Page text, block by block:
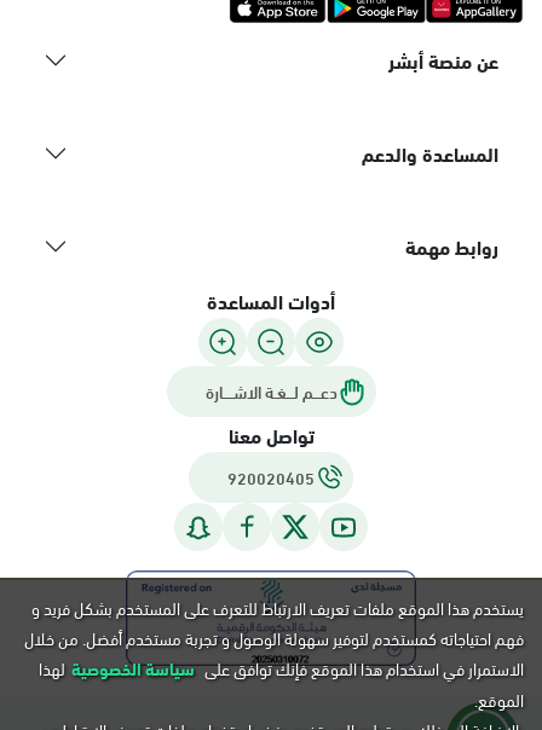
عن منصة أبشر
المساعدة والدعم
روابط مهمة
أدوات المساعدة
دعـــم لـــغـة الاشــــارة
تواصل معنا
920020405
يستخدم هذا الموقع ملفات تعريف الارتباط للتعرف على المستخدم بشكل فريد و
فهم احتياجاته كمستخدم لتوفير سهولة الوصول و تجربة مستخدم أفضل. من خلال
الاستمرار في استخدام هذا الموقع فإنك توافق على سياسة الخصوصية لهذا
الموقع.